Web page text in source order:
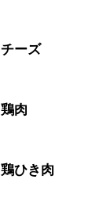
チーズ
鶏肉
鶏ひき肉